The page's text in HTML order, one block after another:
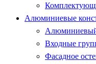
Алюминиевые
Алюминиевый
Входные
Фасадное